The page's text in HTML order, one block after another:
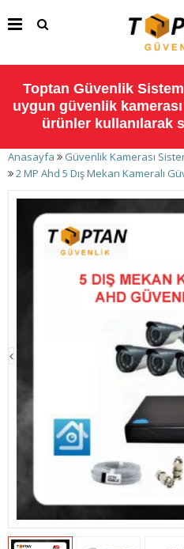
Toptan Güvenlik
uygun güvenlik
ürünler kullanılarak
Anasayfa
Güvenlik Kamerası
2 MP Ahd 5 Dış Mekan Kameralı